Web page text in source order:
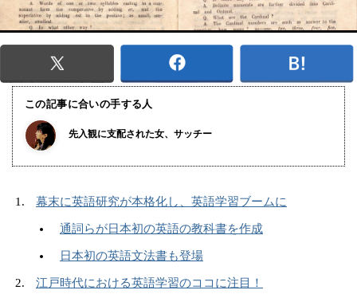
この記事に合いの手する人
先入観に支配された女、サッチー
幕末に英語研究が本格化し、英語学習ブームに
通詞らが日本初の英語の教科書を作成
日本初の英語文法書も登場
江戸時代における英語学習のココに注目！